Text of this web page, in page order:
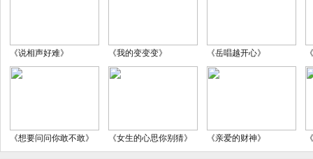
《说相声好难》 《我的变变变》 《岳唱越开心》
《想要问问你敢不敢》 《女生的心思你别猜》 《亲爱的财神》